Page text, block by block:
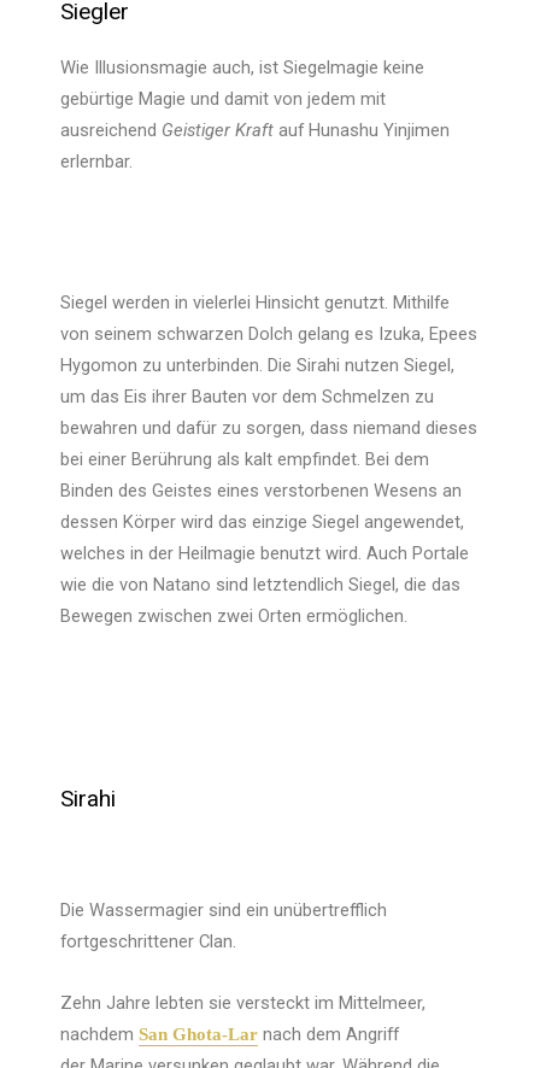
Siegler
Wie Illusionsmagie auch, ist Siegelmagie keine
gebürtige Magie und damit von jedem mit
ausreichend Geistiger Kraft auf Hunashu Yinjimen
erlernbar.
Siegel werden in vielerlei Hinsicht genutzt. Mithilfe
von seinem schwarzen Dolch gelang es Izuka, Epees
Hygomon zu unterbinden. Die Sirahi nutzen Siegel,
um das Eis ihrer Bauten vor dem Schmelzen zu
bewahren und dafür zu sorgen, dass niemand dieses
bei einer Berührung als kalt empfindet. Bei dem
Binden des Geistes eines verstorbenen Wesens an
dessen Körper wird das einzige Siegel angewendet,
welches in der Heilmagie benutzt wird. Auch Portale
wie die von Natano sind letztendlich Siegel, die das
Bewegen zwischen zwei Orten ermöglichen.
Sirahi
Die Wassermagier sind ein unübertrefflich
fortgeschrittener Clan.
Zehn Jahre lebten sie versteckt im Mittelmeer,
nachdem San Ghota-Lar nach dem Angriff